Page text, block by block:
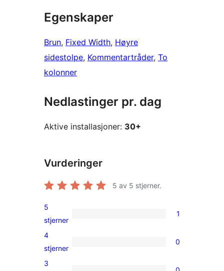
Egenskaper
Brun, Fixed Width, Høyre
sidestolpe, Kommentartråder, To
kolonner
Nedlastinger pr. dag
Aktive installasjoner: 30+
Vurderinger
5 av 5 stjerner.
1
5-
star
5
stjerner
1
0
4-
4
stjerner
0
3